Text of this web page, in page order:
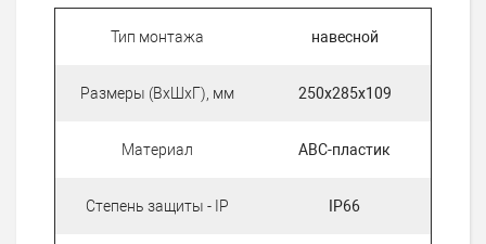
Тип монтажа навесной
Размеры (ВхШхГ), мм 250х285х109
Материал АВС-пластик
Степень защиты - IP IP66